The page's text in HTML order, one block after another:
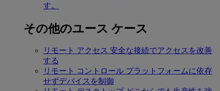
す。
その他のユース ケース
リモート アクセス 安全な接続でアクセスを改善
する
リモート コントロール プラットフォームに依存
せずデバイスを制御